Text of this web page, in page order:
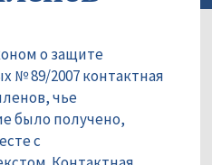
о защите
№ 89/2007 контактная
чье
было получено,
с